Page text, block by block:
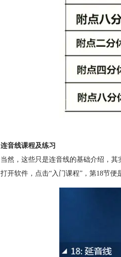
连音线课程及练习
当然，这些只是连音线的基础介绍，其
打开软件，点击“入门课程”，第18节